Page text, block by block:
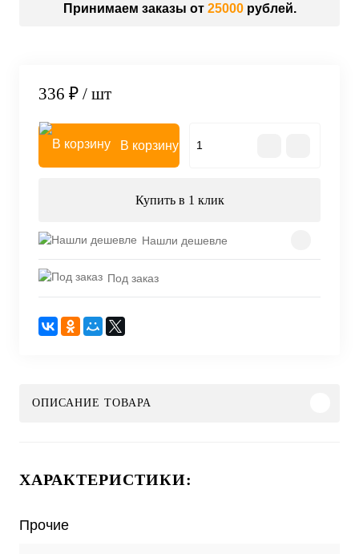
Принимаем заказы от 25000рублей.
336 ₽ / шт
В корзину
Купить в 1 клик
Нашли дешевле
Под заказ
ОПИСАНИЕ ТОВАРА
ХАРАКТЕРИСТИКИ:
Прочие